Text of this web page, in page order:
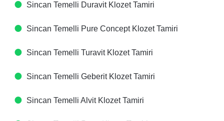
Sincan Temelli Duravit Klozet Tamiri
Sincan Temelli Pure Concept Klozet Tamiri
Sincan Temelli Turavit Klozet Tamiri
Sincan Temelli Geberit Klozet Tamiri
Sincan Temelli Alvit Klozet Tamiri